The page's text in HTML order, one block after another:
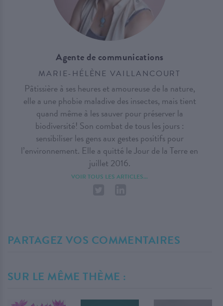
Agente de communications
MARIE-HÉLÈNE VAILLANCOURT
Pâtissière à ses heures et amoureuse de la nature,
elle a une phobie maladive des insectes, mais tient
quand même à les sauver pour préserver la
biodiversité! Son combat de tous les jours :
sensibiliser les gens aux gestes positifs pour
l’environnement. Elle a quitté le Jour de la Terre en
juillet 2016.
VOIR TOUS LES ARTICLES...
PARTAGEZ VOS COMMENTAIRES
SUR LE MÊME THÈME :